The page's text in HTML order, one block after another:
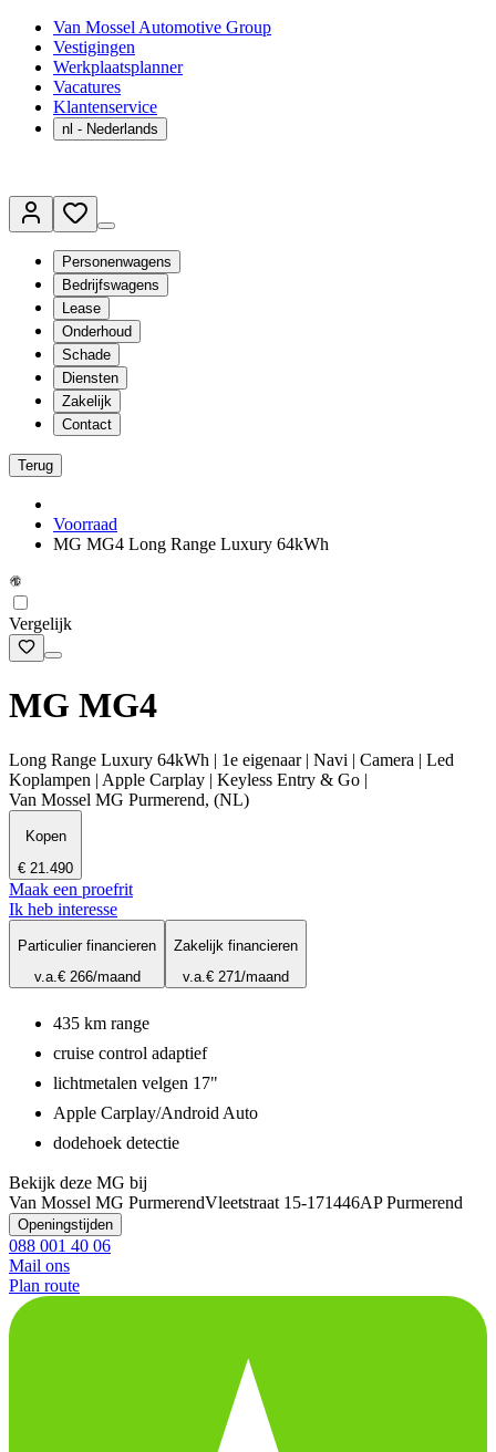
Van Mossel Automotive Group
Vestigingen
Werkplaatsplanner
Vacatures
Klantenservice
nl - Nederlands
Personenwagens
Bedrijfswagens
Lease
Onderhoud
Schade
Diensten
Zakelijk
Contact
Terug
Voorraad
MG MG4 Long Range Luxury 64kWh
Vergelijk
MG MG4
Long Range Luxury 64kWh | 1e eigenaar | Navi | Camera | Led
Koplampen | Apple Carplay | Keyless Entry & Go |
Van Mossel MG Purmerend, (NL)
Kopen
€ 21.490
Maak een proefrit
Ik heb interesse
Particulier financieren
v.a.€ 266/maand
Zakelijk financieren
v.a.€ 271/maand
435 km range
cruise control adaptief
lichtmetalen velgen 17"
Apple Carplay/Android Auto
dodehoek detectie
Bekijk deze MG bij
Van Mossel MG PurmerendVleetstraat 15-171446AP Purmerend
Openingstijden
088 001 40 06
Mail ons
Plan route